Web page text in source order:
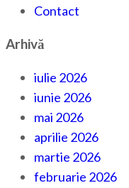
Contact
Arhivă
iulie 2026
iunie 2026
mai 2026
aprilie 2026
martie 2026
februarie 2026